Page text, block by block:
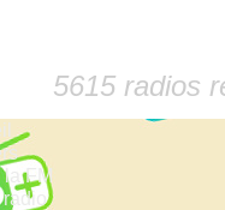
5615 radios
la FM
radio